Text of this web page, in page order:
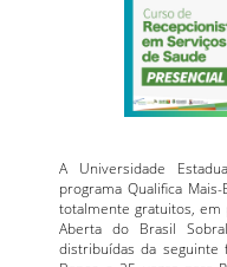
A Universidade
programa Qualifica
totalmente gratuitos, em
Aberta do Brasil
distribuídas da seguinte